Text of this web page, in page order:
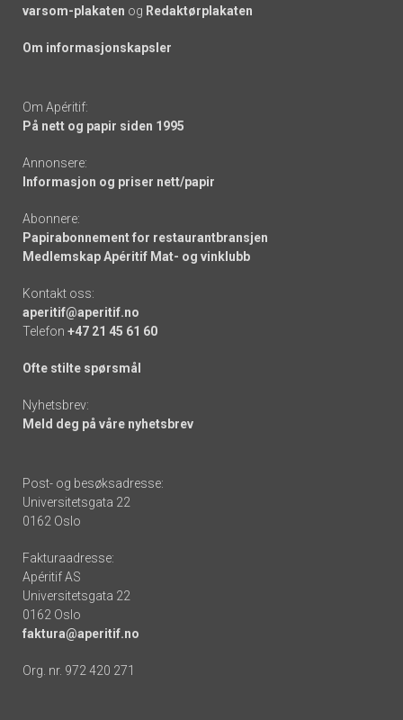
varsom-plakaten og Redaktørplakaten
Om informasjonskapsler
Om Apéritif:
På nett og papir siden 1995
Annonsere:
Informasjon og priser nett/papir
Abonnere:
Papirabonnement for restaurantbransjen
Medlemskap Apéritif Mat- og vinklubb
Kontakt oss:
aperitif@aperitif.no
Telefon +47 21 45 61 60
Ofte stilte spørsmål
Nyhetsbrev:
Meld deg på våre nyhetsbrev
Post- og besøksadresse:
Universitetsgata 22
0162 Oslo
Fakturaadresse:
Apéritif AS
Universitetsgata 22
0162 Oslo
faktura@aperitif.no
Org. nr. 972 420 271